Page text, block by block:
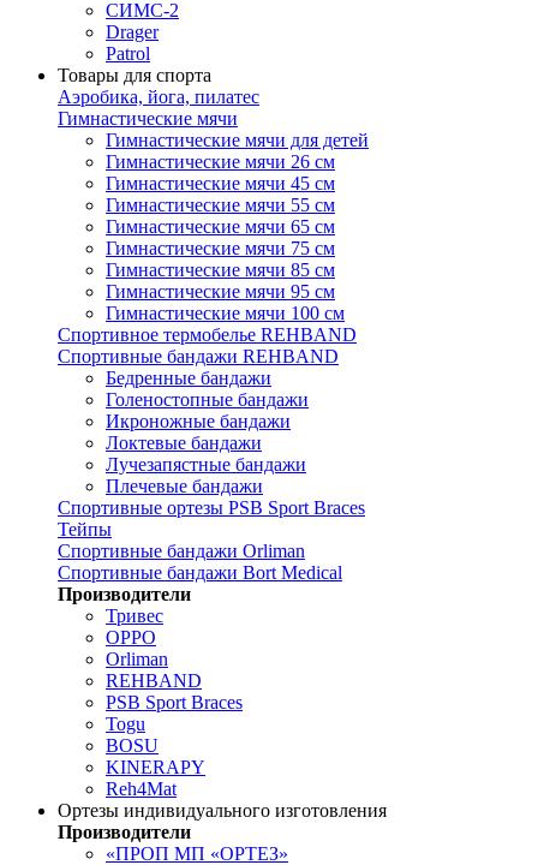
СИМС-2
Drager
Patrol
Товары для спорта
Аэробика, йога, пилатес
Гимнастические мячи
Гимнастические мячи для детей
Гимнастические мячи 26 см
Гимнастические мячи 45 см
Гимнастические мячи 55 см
Гимнастические мячи 65 см
Гимнастические мячи 75 см
Гимнастические мячи 85 см
Гимнастические мячи 95 см
Гимнастические мячи 100 см
Спортивное термобелье REHBAND
Спортивные бандажи REHBAND
Бедренные бандажи
Голеностопные бандажи
Икроножные бандажи
Локтевые бандажи
Лучезапястные бандажи
Плечевые бандажи
Спортивные ортезы PSB Sport Braces
Тейпы
Спортивные бандажи Orliman
Спортивные бандажи Bort Medical
Производители
Тривес
OPPO
Orliman
REHBAND
PSB Sport Braces
Togu
BOSU
KINERAPY
Reh4Mat
Ортезы индивидуального изготовления
Производители
«ПРОП МП «ОРТЕЗ»